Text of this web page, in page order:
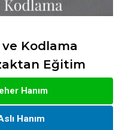
Kodlama
Eğitim
Hanım
Hanım